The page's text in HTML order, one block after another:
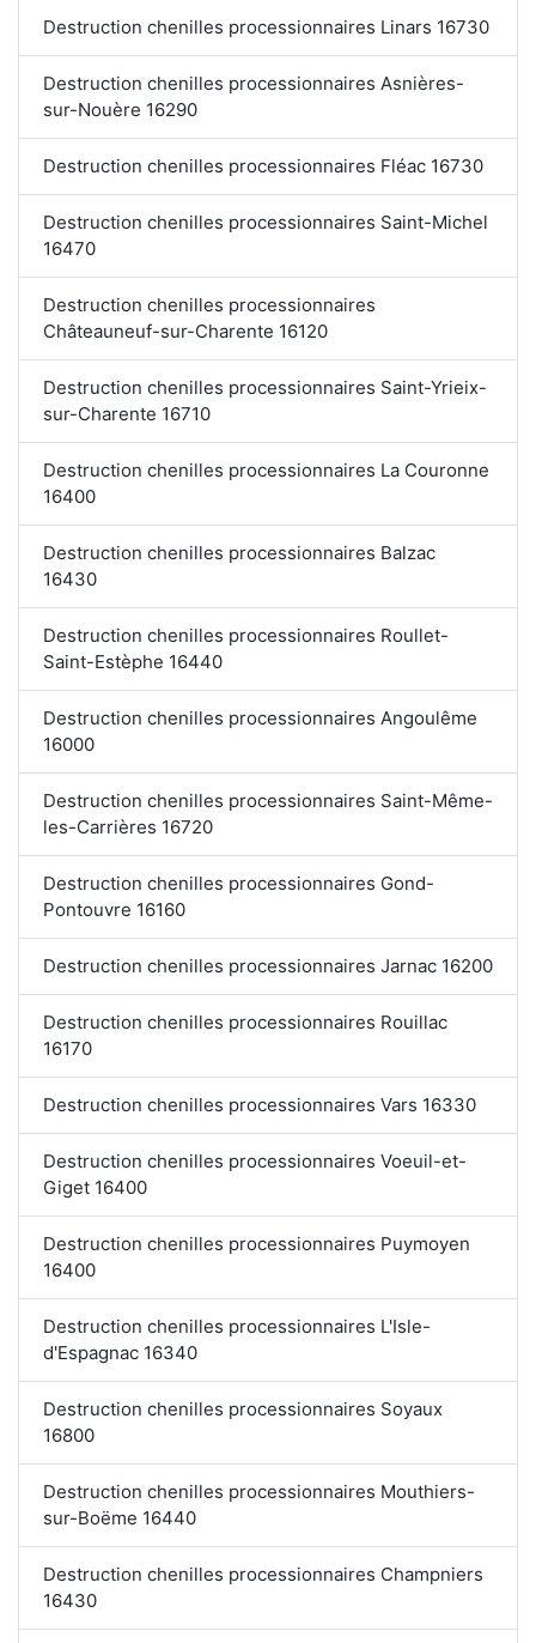
Destruction chenilles processionnaires Linars 16730
Destruction chenilles processionnaires Asnières-
sur-Nouère 16290
Destruction chenilles processionnaires Fléac 16730
Destruction chenilles processionnaires Saint-Michel
16470
Destruction chenilles processionnaires
Châteauneuf-sur-Charente 16120
Destruction chenilles processionnaires Saint-Yrieix-
sur-Charente 16710
Destruction chenilles processionnaires La Couronne
16400
Destruction chenilles processionnaires Balzac
16430
Destruction chenilles processionnaires Roullet-
Saint-Estèphe 16440
Destruction chenilles processionnaires Angoulême
16000
Destruction chenilles processionnaires Saint-Même-
les-Carrières 16720
Destruction chenilles processionnaires Gond-
Pontouvre 16160
Destruction chenilles processionnaires Jarnac 16200
Destruction chenilles processionnaires Rouillac
16170
Destruction chenilles processionnaires Vars 16330
Destruction chenilles processionnaires Voeuil-et-
Giget 16400
Destruction chenilles processionnaires Puymoyen
16400
Destruction chenilles processionnaires L'Isle-
d'Espagnac 16340
Destruction chenilles processionnaires Soyaux
16800
Destruction chenilles processionnaires Mouthiers-
sur-Boëme 16440
Destruction chenilles processionnaires Champniers
16430